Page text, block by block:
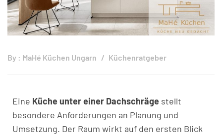
By : MaHé Küchen Ungarn Küchenratgeber
Eine Küche unter einer Dachschräge stellt
besondere Anforderungen an Planung und
Umsetzung. Der Raum wirkt auf den ersten Blick